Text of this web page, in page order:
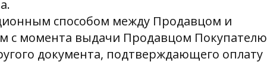
способом между Продавцом и
с момента выдачи Продавцом Покупателю
документа, подтверждающего оплату